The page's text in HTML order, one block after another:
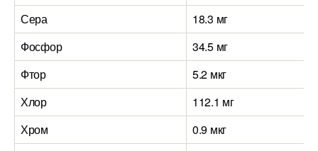
Сера
18.3 мг
Фосфор
34.5 мг
Фтор
5.2 мкг
Хлор
112.1 мг
Хром
0.9 мкг